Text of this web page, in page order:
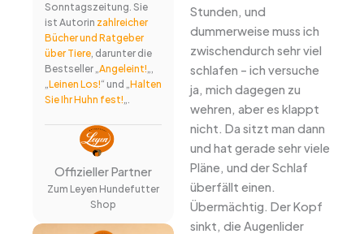
Sonntagszeitung. Sie
ist Autorin zahlreicher
Bücher und Ratgeber
über Tiere, darunter die
Bestseller „Angeleint!„,
„Leinen Los!“ und „Halten
Sie Ihr Huhn fest!„.
Offizieller Partner
Zum Leyen Hundefutter
Shop
Stunden, und
dummerweise muss ich
zwischendurch sehr viel
schlafen – ich versuche
ja, mich dagegen zu
wehren, aber es klappt
nicht. Da sitzt man dann
und hat gerade sehr viele
Pläne, und der Schlaf
überfällt einen.
Übermächtig. Der Kopf
sinkt, die Augenlider